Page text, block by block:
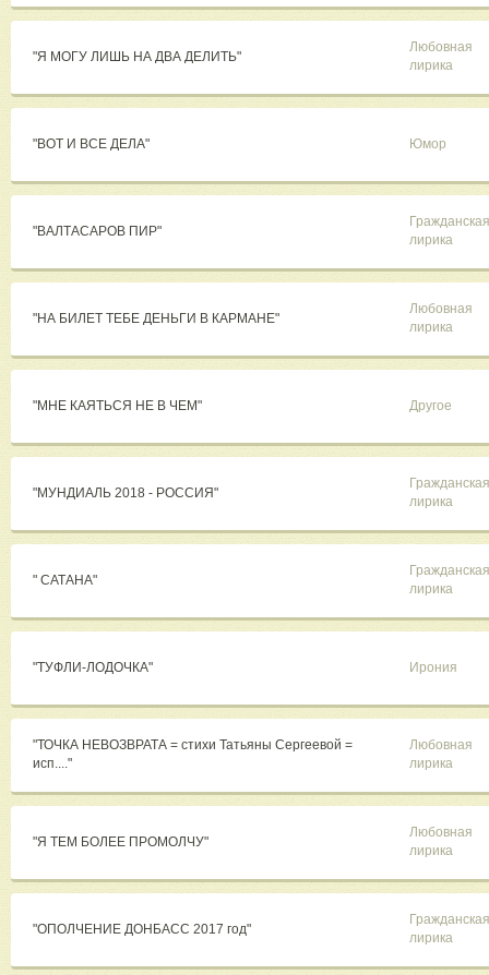
"Я МОГУ ЛИШЬ НА ДВА ДЕЛИТЬ"
Любовная
лирика
"ВОТ И ВСЕ ДЕЛА" Юмор
"ВАЛТАСАРОВ ПИР"
Гражданская
лирика
"НА БИЛЕТ ТЕБЕ ДЕНЬГИ В КАРМАНЕ"
Любовная
лирика
"МНЕ КАЯТЬСЯ НЕ В ЧЕМ" Другое
"МУНДИАЛЬ 2018 - РОССИЯ"
Гражданская
лирика
" САТАНА"
Гражданская
лирика
"ТУФЛИ-ЛОДОЧКА" Ирония
"ТОЧКА НЕВОЗВРАТА = стихи Татьяны Сергеевой =
исп...."
Любовная
лирика
"Я ТЕМ БОЛЕЕ ПРОМОЛЧУ"
Любовная
лирика
"ОПОЛЧЕНИЕ ДОНБАСС 2017 год"
Гражданская
лирика